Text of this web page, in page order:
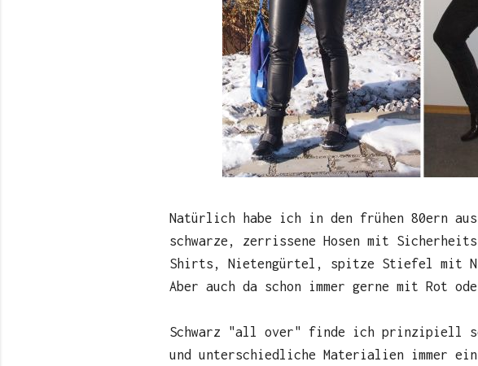
Natürlich habe ich in den frühen 80ern aus
schwarze, zerrissene Hosen mit
Shirts, Nietengürtel, spitze Stiefel mit
Aber auch da schon immer gerne mit Rot
Schwarz "all over" finde ich prinzipiell
und unterschiedliche Materialien immer